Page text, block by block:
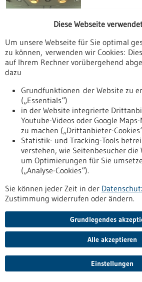
Open Innovation Day –
Nachhaltigkeit als
Gesundheitswesen
Wie kann das Gesundheitswesen
resilienter und zugleich innovativer
stand im Mittelpunkt des Open
Health: Innovation für nachhaltige
2026, zu dem die BIOPRO eingeladen
Experten aus Klinik, Wissenschaft
gemeinsam, wie sich die Prinzipien
gezielt im Gesundheitswesen verankern
https://www.bio-pro.de/infothek/
innovation-day-circular-health-
innovationstreiber-im-gesundheitswesen
Pressemitteilung - 07.05.2026
MRT zeigt besser als BMI,
gefährlich wird
Der BMI, gehört zu den häufigsten
Diese Webseite
Um unsere Webseite für Sie optimal
zu können, verwenden wir Cookies:
auf Ihrem Rechner vorübergehend
dazu
Grundfunktionen der Website zu
(„Essentials“)
in der Website integrierte
Youtube-Videos oder Google
zu machen („Drittanbieter-
Statistik- und Tracking-Tools
verstehen, wie Seitenbesucher die
um Optimierungen für Sie
(„Analyse-Cookies“).
Sie können jeder Zeit in der
Zustimmung widerrufen oder ändern.
Grundlegendes
Alle akzeptieren
Einstellungen